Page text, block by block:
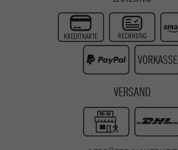
Instagram
Youtube
VERSAND